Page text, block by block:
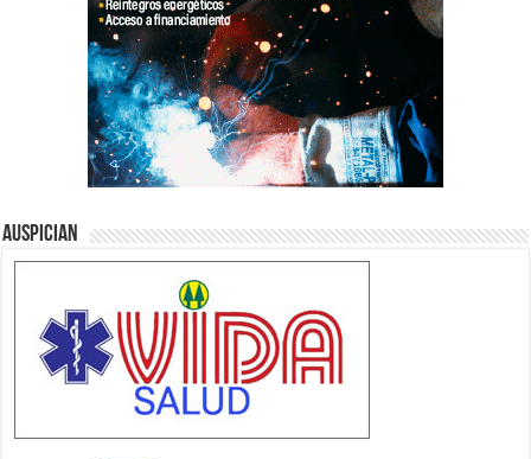
Auspician